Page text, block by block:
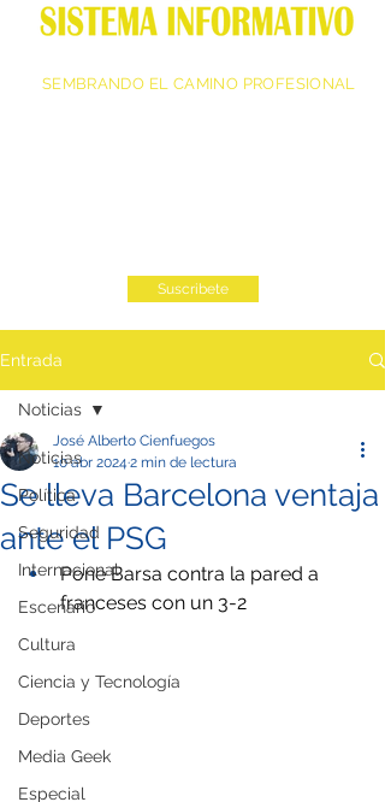
SEMBRANDO EL CAMINO PROFESIONAL
Suscribete
Entrada
Noticias
Política
Seguridad
Internacional
Escenario
Cultura
Ciencia y Tecnología
Deportes
Media Geek
Especial
Noticias
Se lleva Barcelona ventaja
ante el PSG
José Alberto Cienfuegos
10 abr 2024 2 min de lectura
Pone Barsa contra la pared a
franceses con un 3-2